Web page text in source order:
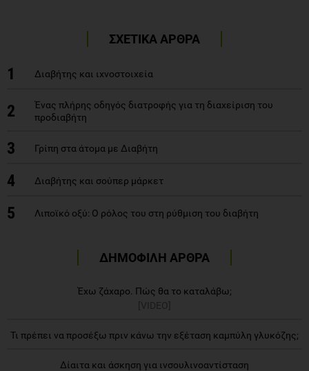
ΣΧΕΤΙΚΑ ΑΡΘΡΑ
1 Διαβήτης και ιχνοστοιχεία
2
Ένας πλήρης οδηγός διατροφής για τη διαχείριση του
προδιαβήτη
3 Γρίπη στα άτομα με Διαβήτη
4 Διαβήτης και σούπερ μάρκετ
5 Λιποϊκό οξύ: Ο ρόλος του στη ρύθμιση του διαβήτη
ΔΗΜΟΦΙΛΗ ΑΡΘΡΑ
Έχω ζάχαρο. Πώς θα το καταλάβω;
[VIDEO]
Τι πρέπει να προσέξω πριν κάνω την εξέταση καμπύλη γλυκόζης;
Δίαιτα και άσκηση για ινσουλινοαντίσταση